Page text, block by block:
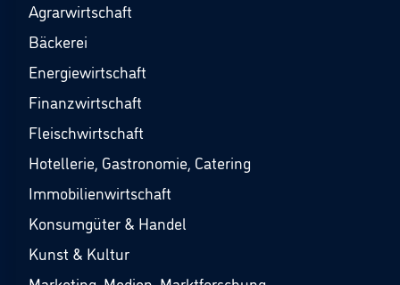
Agrarwirtschaft
Bäckerei
Energiewirtschaft
Finanzwirtschaft
Fleischwirtschaft
Hotellerie, Gastronomie, Catering
Immobilienwirtschaft
Konsumgüter & Handel
Kunst & Kultur